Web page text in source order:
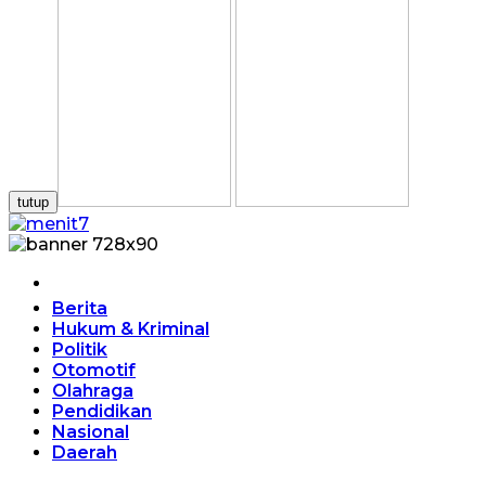
tutup
Berita
Hukum & Kriminal
Politik
Otomotif
Olahraga
Pendidikan
Nasional
Daerah